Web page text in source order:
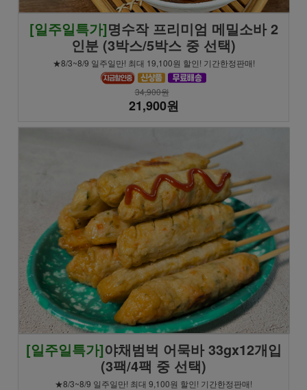
[일주일특가]명수작 프리미엄 메밀소바 2
인분 (3박스/5박스 중 선택)
★8/3~8/9 일주일만! 최대 19,100원 할인! 기간한정판매!
34,900원
21,900원
[일주일특가]야채범벅 어묵바 33gx12개입
(3팩/4팩 중 선택)
★8/3~8/9 일주일만! 최대 9,100원 할인! 기간한정판매!